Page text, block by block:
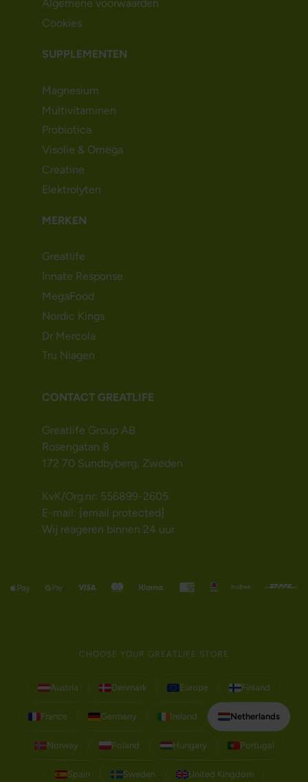
Algemene voorwaarden
Cookies
SUPPLEMENTEN
Magnesium
Multivitaminen
Probiotica
Visolie & Omega
Creatine
Elektrolyten
MERKEN
Greatlife
Innate Response
MegaFood
Nordic Kings
Dr Mercola
Tru Niagen
CONTACT GREATLIFE
Greatlife Group AB
Rosengatan 8
172 70 Sundbyberg, Zweden
KvK/Org.nr: 556899-2605
E-mail: [email protected]
Wij reageren binnen 24 uur
CHOOSE YOUR GREATLIFE STORE
Austria Denmark Europe Finland
France Germany Ireland Netherlands
Norway Poland Hungary Portugal
Spain Sweden United Kingdom